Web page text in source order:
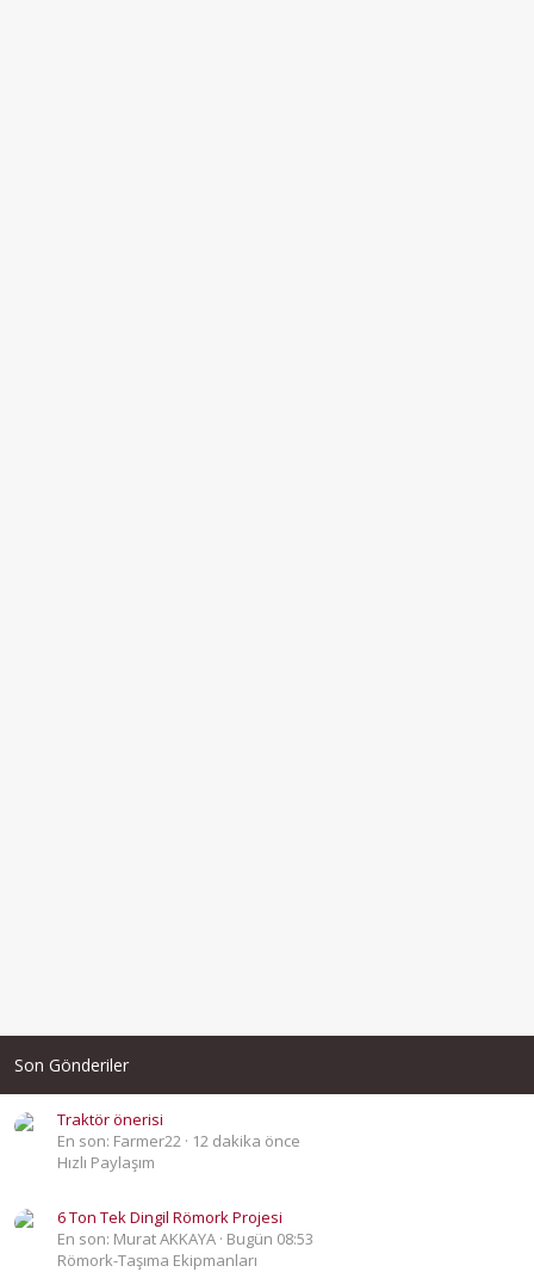
Son Gönderiler
Traktör önerisi
En son: Farmer22
12 dakika önce
Hızlı Paylaşım
6 Ton Tek Dingil Römork Projesi
En son: Murat AKKAYA Bugün 08:53
Römork-Taşıma Ekipmanları